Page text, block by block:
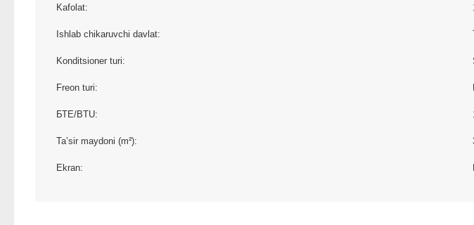
Kafolat:
Ishlab chikaruvchi davlat:
Konditsioner turi:
Freon turi:
БТЕ/BTU:
Taʼsir maydoni (m²):
Ekran: